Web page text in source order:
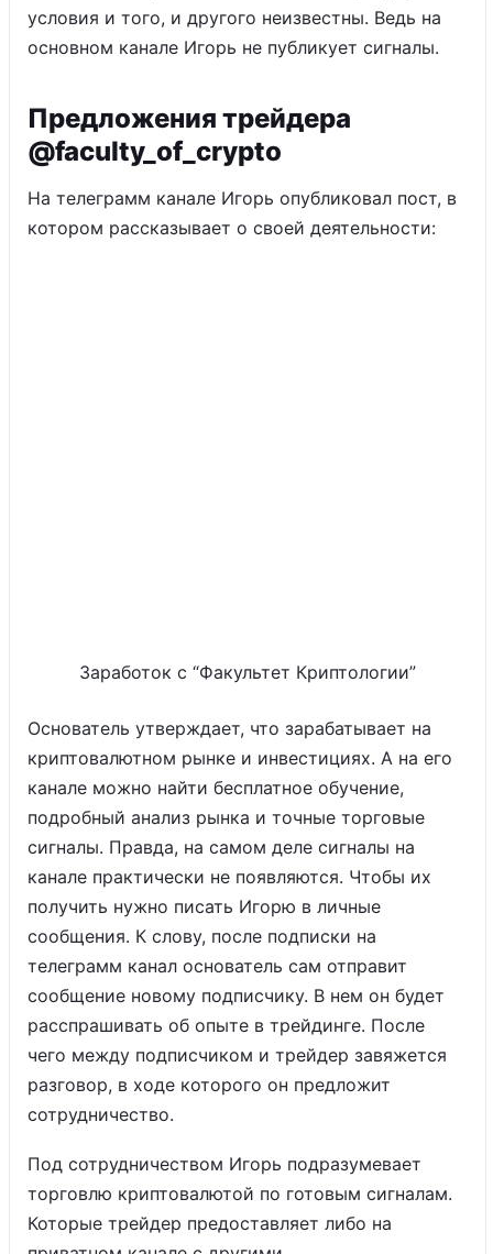
условия и того, и другого неизвестны. Ведь на
основном канале Игорь не публикует сигналы.
Предложения трейдера
@faculty_of_crypto
На телеграмм канале Игорь опубликовал пост, в
котором рассказывает о своей деятельности:
Заработок с “Факультет Криптологии”
Основатель утверждает, что зарабатывает на
криптовалютном рынке и инвестициях. А на его
канале можно найти бесплатное обучение,
подробный анализ рынка и точные торговые
сигналы. Правда, на самом деле сигналы на
канале практически не появляются. Чтобы их
получить нужно писать Игорю в личные
сообщения. К слову, после подписки на
телеграмм канал основатель сам отправит
сообщение новому подписчику. В нем он будет
расспрашивать об опыте в трейдинге. После
чего между подписчиком и трейдер завяжется
разговор, в ходе которого он предложит
сотрудничество.
Под сотрудничеством Игорь подразумевает
торговлю криптовалютой по готовым сигналам.
Которые трейдер предоставляет либо на